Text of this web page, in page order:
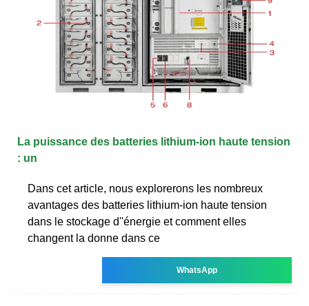
La puissance des batteries lithium-ion haute tension
: un
Dans cet article, nous explorerons les nombreux
avantages des batteries lithium-ion haute tension
dans le stockage d''énergie et comment elles
changent la donne dans ce
WhatsApp